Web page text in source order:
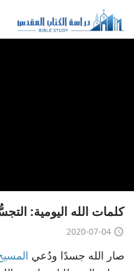
كلمات الله اليومية:
2020-07-04
صار الله جسدًا ودُعي